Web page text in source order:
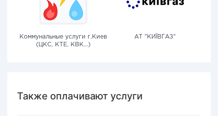
Коммунальные услуги г.Киев
(ЦКС, КТЕ, КВК...)
АТ "КИЇВГАЗ"
Также оплачивают услуги